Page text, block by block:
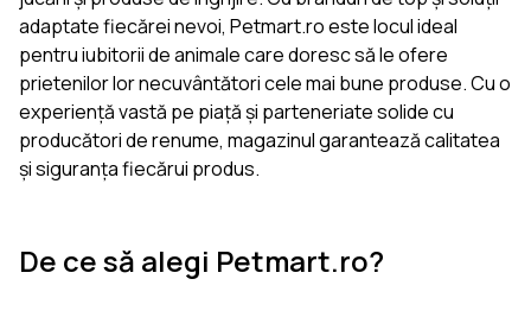
adaptate fiecărei nevoi, Petmart.ro este locul ideal
pentru iubitorii de animale care doresc să le ofere
prietenilor lor necuvântători cele mai bune produse. Cu o
experiență vastă pe piață și parteneriate solide cu
producători de renume, magazinul garantează calitatea
și siguranța fiecărui produs.
De ce să alegi Petmart.ro?